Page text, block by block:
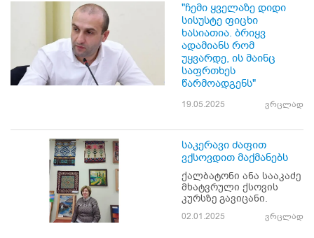
"ჩემი ყველაზე დიდი
სისუსტე ფიცხი
ხასიათია. ბრიყვ
ადამიანს რომ
უყვარდე, ის მაინც
საფრთხეს
წარმოადგენს"
19.05.2025 ვრცლად
საკერავი ძაფით
ვქსოვდით მაქმანებს
ქალბატონი ანა სააკაძე
მხატვრული ქსოვის
კურსზე გავიცანი.
02.01.2025 ვრცლად